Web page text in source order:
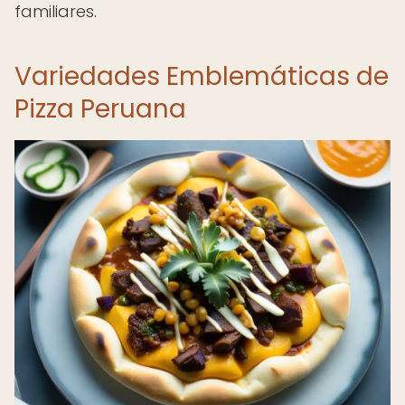
familiares.
Variedades Emblemáticas de
Pizza Peruana